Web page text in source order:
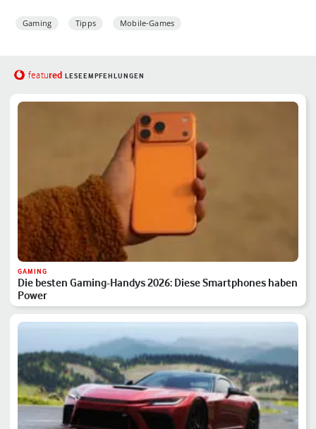
Gaming Tipps Mobile-Games
featured LESEEMPFEHLUNGEN
GAMING
Die besten Gaming-Handys 2026: Diese Smartphones haben
Power